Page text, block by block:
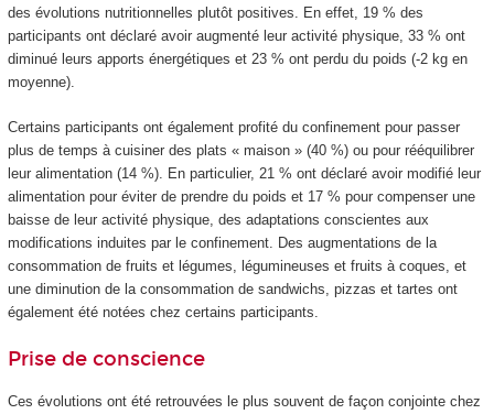
des évolutions nutritionnelles plutôt positives. En effet, 19 % des
participants ont déclaré avoir augmenté leur activité physique, 33 % ont
diminué leurs apports énergétiques et 23 % ont perdu du poids (-2 kg en
moyenne).
Certains participants ont également profité du confinement pour passer
plus de temps à cuisiner des plats « maison » (40 %) ou pour rééquilibrer
leur alimentation (14 %). En particulier, 21 % ont déclaré avoir modifié leur
alimentation pour éviter de prendre du poids et 17 % pour compenser une
baisse de leur activité physique, des adaptations conscientes aux
modifications induites par le confinement. Des augmentations de la
consommation de fruits et légumes, légumineuses et fruits à coques, et
une diminution de la consommation de sandwichs, pizzas et tartes ont
également été notées chez certains participants.
Prise de conscience
Ces évolutions ont été retrouvées le plus souvent de façon conjointe chez